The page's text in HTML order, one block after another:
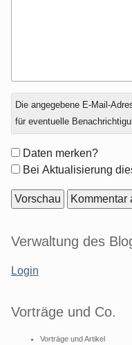
Antwort
zu
Die angegebene E-Mail-
für eventuelle
Formular-
Optionen
Daten merken?
Bei Aktualisierung
Seitenleiste
Verwaltung des
Login
Vorträge und Co.
Vorträge und Artikel